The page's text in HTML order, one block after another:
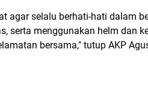
agar selalu berhati-hati dalam
serta menggunakan helm dan
bersama," tutup AKP